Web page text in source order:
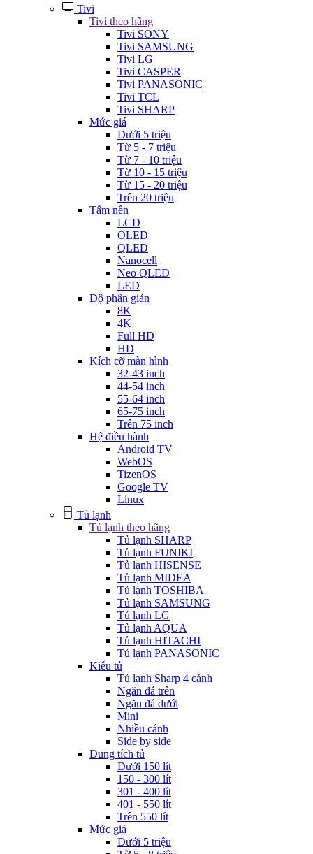
Tivi
Tivi theo hãng
Tivi SONY
Tivi SAMSUNG
Tivi LG
Tivi CASPER
Tivi PANASONIC
Tivi TCL
Tivi SHARP
Mức giá
Dưới 5 triệu
Từ 5 - 7 triệu
Từ 7 - 10 triệu
Từ 10 - 15 triệu
Từ 15 - 20 triệu
Trên 20 triệu
Tấm nền
LCD
OLED
QLED
Nanocell
Neo QLED
LED
Độ phân giản
8K
4K
Full HD
HD
Kích cỡ màn hình
32-43 inch
44-54 inch
55-64 inch
65-75 inch
Trên 75 inch
Hệ điều hành
Android TV
WebOS
TizenOS
Google TV
Linux
Tủ lạnh
Tủ lạnh theo hãng
Tủ lạnh SHARP
Tủ lạnh FUNIKI
Tủ lạnh HISENSE
Tủ lạnh MIDEA
Tủ lạnh TOSHIBA
Tủ lạnh SAMSUNG
Tủ lạnh LG
Tủ lạnh AQUA
Tủ lạnh HITACHI
Tủ lạnh PANASONIC
Kiểu tủ
Tủ lạnh Sharp 4 cánh
Ngăn đá trên
Ngăn đá dưới
Mini
Nhiều cánh
Side by side
Dung tích tủ
Dưới 150 lít
150 - 300 lít
301 - 400 lít
401 - 550 lít
Trên 550 lít
Mức giá
Dưới 5 triệu